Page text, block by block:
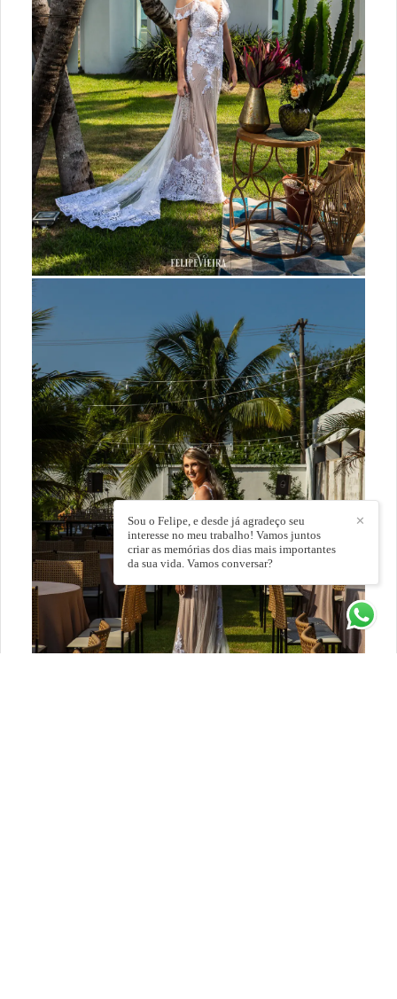
✕
Sou o Felipe, e desde já agradeço seu
interesse no meu trabalho! Vamos juntos
criar as memórias dos dias mais importantes
da sua vida. Vamos conversar?